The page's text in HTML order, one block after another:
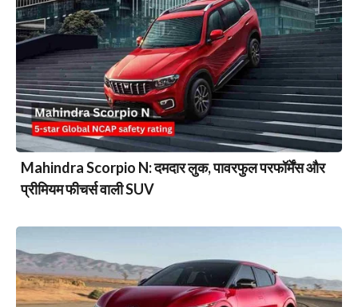
Mahindra Scorpio N: दमदार लुक, पावरफुल परफॉर्मेंस और
प्रीमियम फीचर्स वाली SUV